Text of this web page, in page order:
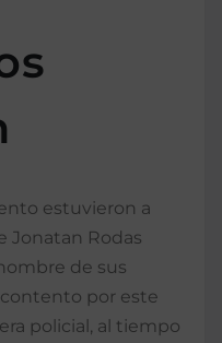
estuvieron a
Jonatan Rodas
de sus
por este
policial, al tiempo